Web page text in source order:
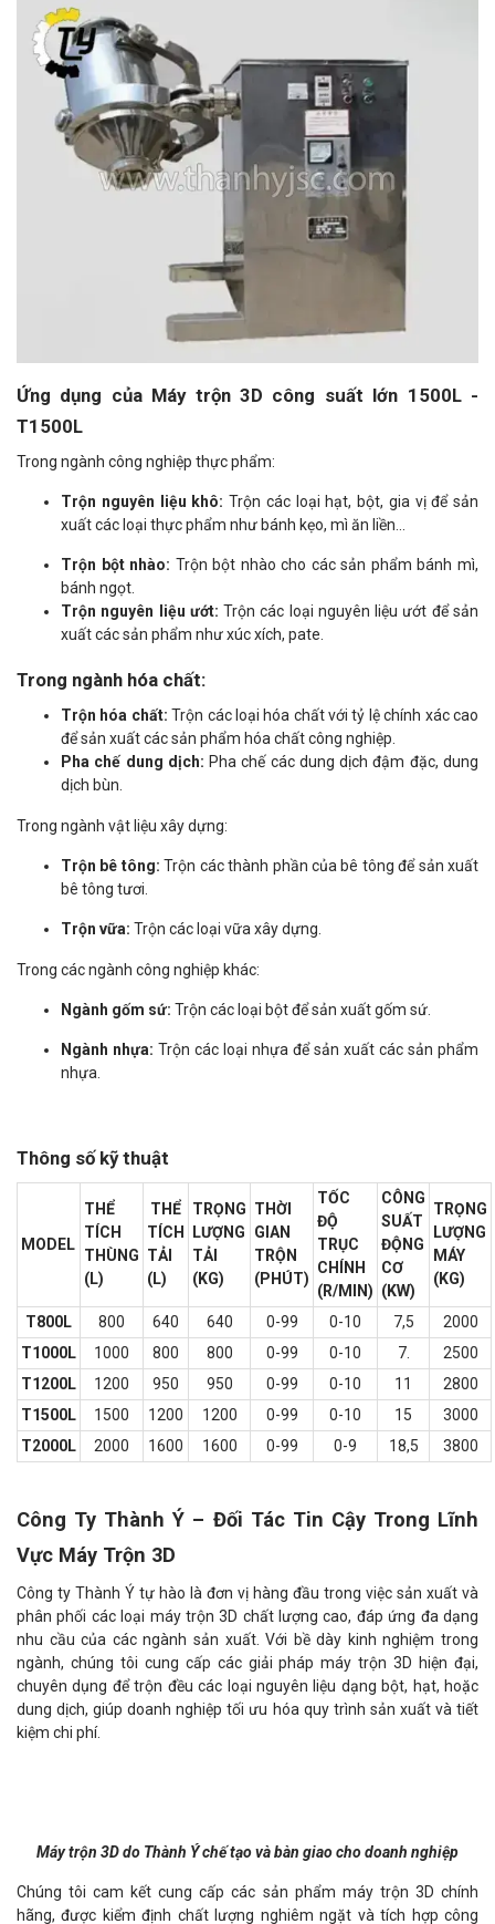
Ứng dụng của Máy trộn 3D công suất lớn 1500L -
T1500L
Trong ngành công nghiệp thực phẩm:
Trộn nguyên liệu khô: Trộn các loại hạt, bột, gia vị để sản
xuất các loại thực phẩm như bánh kẹo, mì ăn liền...
Trộn bột nhào: Trộn bột nhào cho các sản phẩm bánh mì,
bánh ngọt.
Trộn nguyên liệu ướt: Trộn các loại nguyên liệu ướt để sản
xuất các sản phẩm như xúc xích, pate.
Trong ngành hóa chất:
Trộn hóa chất: Trộn các loại hóa chất với tỷ lệ chính xác cao
để sản xuất các sản phẩm hóa chất công nghiệp.
Pha chế dung dịch: Pha chế các dung dịch đậm đặc, dung
dịch bùn.
Trong ngành vật liệu xây dựng:
Trộn bê tông: Trộn các thành phần của bê tông để sản xuất
bê tông tươi.
Trộn vữa: Trộn các loại vữa xây dựng.
Trong các ngành công nghiệp khác:
Ngành gốm sứ: Trộn các loại bột để sản xuất gốm sứ.
Ngành nhựa: Trộn các loại nhựa để sản xuất các sản phẩm
nhựa.
Thông số kỹ thuật
MODEL
THỂ
TÍCH
THÙNG
(L)
THỂ
TÍCH
TẢI
(L)
TRỌNG
LƯỢNG
TẢI
(KG)
THỜI
GIAN
TRỘN
(PHÚT)
TỐC
ĐỘ
TRỤC
CHÍNH
(R/MIN)
CÔNG
SUẤT
ĐỘNG
CƠ
(KW)
TRỌNG
LƯỢNG
MÁY
(KG)
T800L 800 640 640 0-99 0-10 7,5
2000
T1000L
1000 800 800 0-99 0-10 7.
2500
T1200L
1200 950 950 0-99 0-10 11
2800
T1500L
1500 1200 1200 0-99 0-10 15
3000
T2000L
2000 1600 1600 0-99 0-9 18,5 3800
Công Ty Thành Ý – Đối Tác Tin Cậy Trong Lĩnh
Vực Máy Trộn 3D
Công ty Thành Ý tự hào là đơn vị hàng đầu trong việc sản xuất và
phân phối các loại máy trộn 3D chất lượng cao, đáp ứng đa dạng
nhu cầu của các ngành sản xuất. Với bề dày kinh nghiệm trong
ngành, chúng tôi cung cấp các giải pháp máy trộn 3D hiện đại,
chuyên dụng để trộn đều các loại nguyên liệu dạng bột, hạt, hoặc
dung dịch, giúp doanh nghiệp tối ưu hóa quy trình sản xuất và tiết
kiệm chi phí.
Máy trộn 3D do Thành Ý chế tạo và bàn giao cho doanh nghiệp
Chúng tôi cam kết cung cấp các sản phẩm máy trộn 3D chính
hãng, được kiểm định chất lượng nghiêm ngặt và tích hợp công